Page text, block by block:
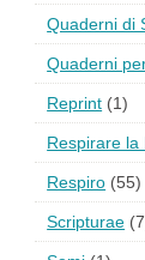
Quaderni di
Quaderni
Reprint (1)
Respirare la
Respiro (55)
Scripturae